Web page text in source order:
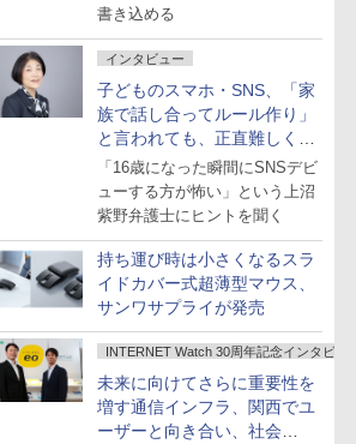
書き込める
インタビュー
子どものスマホ・SNS、「家
族で話し合ってルール作り」
と言われても、正直難しくな
いですか？
「16歳になった瞬間にSNSデビ
ューする方が怖い」という上沼
紫野弁護士にヒントを聞く
持ち運び時は小さくなるスラ
イドカバー式超薄型マウス、
サンワサプライが発売
INTERNET Watch 30周年記念インタビュー
未来に向けてさらに重要性を
増す通信インフラ、関西でユ
ーザーと向き合い、社会